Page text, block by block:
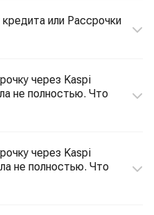
или Рассрочки
через Kaspi
не полностью. Что
через Kaspi
не полностью. Что